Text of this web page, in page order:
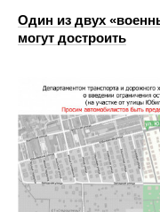
Один из двух
могут достроить